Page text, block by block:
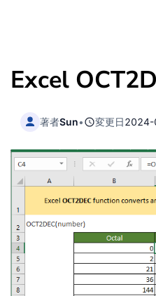
Excel
著者Sun• 変更日